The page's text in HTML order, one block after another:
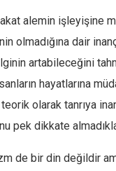
alemin işleyişine
olmadığına dair
artabileceğini
hayatlarına
olarak tanrıya
dikkate
de bir din değildir